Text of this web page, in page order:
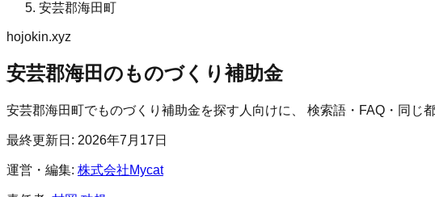
安芸郡海田町
hojokin.xyz
安芸郡海田のものづくり補助金
安芸郡海田町でものづくり補助金を探す人向けに、 検索語・FAQ・同じ
最終更新日: 2026年7月17日
運営・編集: 株式会社Mycat